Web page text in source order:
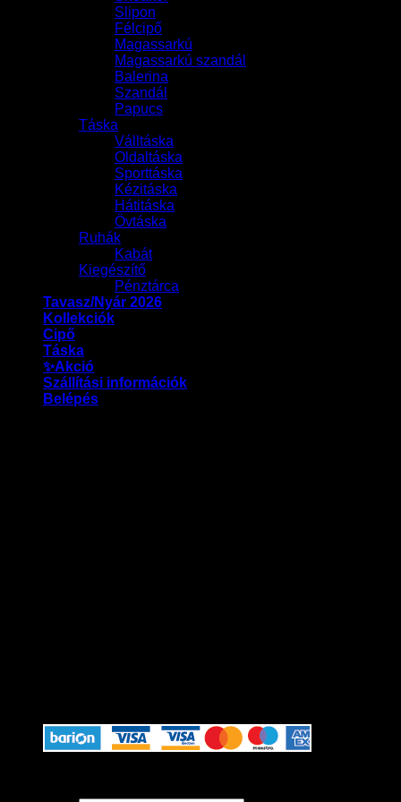
Slipon
Félcipő
Magassarkú
Magassarkú szandál
Balerina
Szandál
Papucs
Táska
Válltáska
Oldaltáska
Sporttáska
Kézitáska
Hátitáska
Övtáska
Ruhák
Kabát
Kiegészítő
Pénztárca
Tavasz/Nyár 2026
Kollekciók
Cipő
Táska
✨Akció
Szállítási információk
Belépés